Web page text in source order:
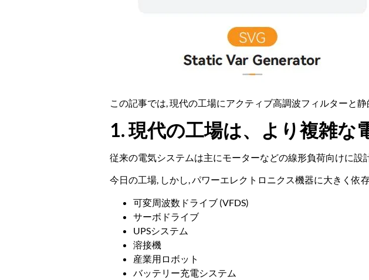
この記事では, 現代の工場にアクティブ高調波フィルターと
1. 現代の工場は、より複雑な
従来の電気システムは主にモーターなどの線形負荷向けに設
今日の工場, しかし, パワーエレクトロニクス機器に大きく依
可変周波数ドライブ (VFDS)
サーボドライブ
UPSシステム
溶接機
産業用ロボット
バッテリー充電システム